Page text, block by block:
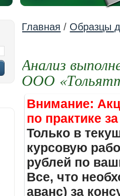
Главная / Образцы
Анализ
ООО
Внимание:
по практике
Только в
курсовую
рублей по
Все, что
аванс) за